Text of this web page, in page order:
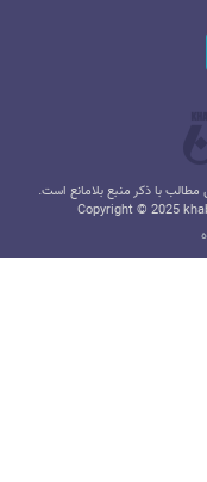
با ذکر منبع بلامانع است.
Copyright © 2025